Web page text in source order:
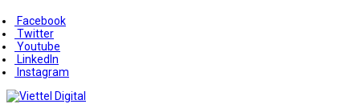
Facebook
Twitter
Youtube
LinkedIn
Instagram